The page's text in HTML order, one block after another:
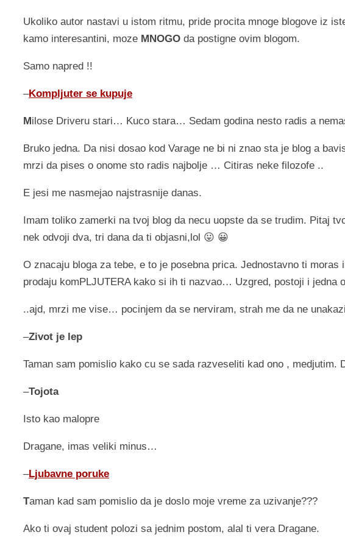
Ukoliko autor nastavi u istom ritmu, pride procita mnoge blogove iz
kamo interesantini, moze MNOGO da postigne ovim blogom.
Samo napred !!
–Kompljuter se kupuje
Milose Driveru stari… Kuco stara… Sedam godina nesto radis a
Bruko jedna. Da nisi dosao kod Varage ne bi ni znao sta je blog a
mrzi da pises o onome sto radis najbolje … Citiras neke filozofe ..
E jesi me nasmejao najstrasnije danas.
Imam toliko zamerki na tvoj blog da necu uopste da se trudim. Pitaj
nek odvoji dva, tri dana da ti objasni,lol 😛 😀
O znacaju bloga za tebe, e to je posebna prica. Jednostavno ti
prodaju komPLJUTERA kako si ih ti nazvao… Uzgred, postoji i jedna
..ajd, mrzi me vise… pocinjem da se nerviram, strah me da ne
–Zivot je lep
Taman sam pomislio kako cu se sada razveseliti kad ono , medjutim.
–Tojota
Isto kao malopre
Dragane, imas veliki minus…
–Ljubavne poruke
Taman kad sam pomislio da je doslo moje vreme za uzivanje???
Ako ti ovaj student polozi sa jednim postom, alal ti vera Dragane.